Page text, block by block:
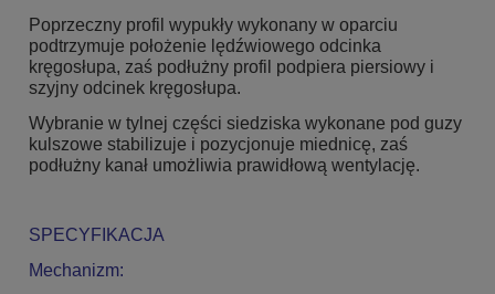
Poprzeczny profil wypukły wykonany w oparciu
podtrzymuje położenie lędźwiowego odcinka
kręgosłupa, zaś podłużny profil podpiera piersiowy i
szyjny odcinek kręgosłupa.
Wybranie w tylnej części siedziska wykonane pod guzy
kulszowe stabilizuje i pozycjonuje miednicę, zaś
podłużny kanał umożliwia prawidłową wentylację.
SPECYFIKACJA
Mechanizm: